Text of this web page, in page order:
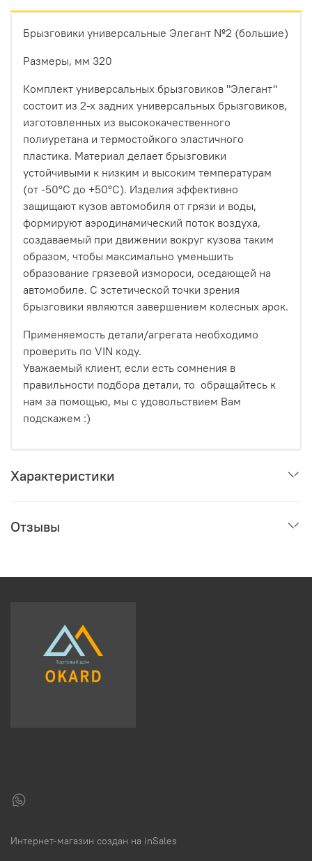
Брызговики универсальные Элегант №2 (большие)
Размеры, мм 320
Комплект универсальных брызговиков "Элегант"
состоит из 2-х задних универсальных брызговиков,
изготовленных из высококачественного
полиуретана и термостойкого эластичного
пластика. Материал делает брызговики
устойчивыми к низким и высоким температурам
(от -50°C до +50°C). Изделия эффективно
защищают кузов автомобиля от грязи и воды,
формируют аэродинамический поток воздуха,
создаваемый при движении вокруг кузова таким
образом, чтобы максимально уменьшить
образование грязевой измороси, оседающей на
автомобиле. С эстетической точки зрения
брызговики являются завершением колесных арок.
Применяемость детали/агрегата необходимо
проверить по VIN коду.
Уважаемый клиент, если есть сомнения в
правильности подбора детали, то обращайтесь к
нам за помощью, мы с удовольствием Вам
подскажем :)
Характеристики
Отзывы
Интернет-магазин создан на inSales